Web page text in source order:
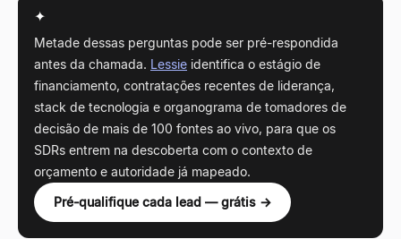
✦
Metade dessas perguntas pode ser pré-respondida
antes da chamada. Lessie identifica o estágio de
financiamento, contratações recentes de liderança,
stack de tecnologia e organograma de tomadores de
decisão de mais de 100 fontes ao vivo, para que os
SDRs entrem na descoberta com o contexto de
orçamento e autoridade já mapeado.
Pré-qualifique cada lead — grátis →